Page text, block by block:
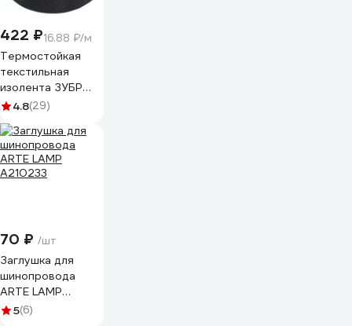
422 ₽16.88 ₽/м
Термостойкая
текстильная
изолента ЗУБР
Авто-Жгут 19 мм х
4.8(29)
70 ₽ /шт
Заглушка для
шинопровода
ARTE LAMP
A210233
5(6)